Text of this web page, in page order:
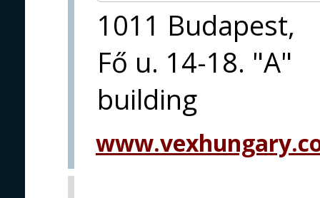
1011 Budapest,
Fő u. 14-18. "A"
building